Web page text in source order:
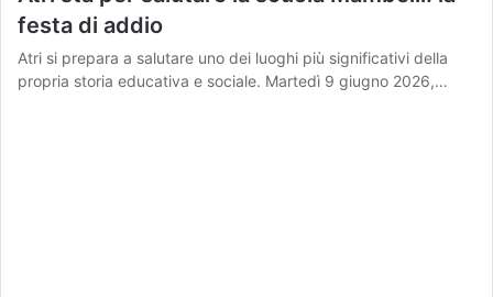
festa di addio
Atri si prepara a salutare uno dei luoghi più significativi della
propria storia educativa e sociale. Martedì 9 giugno 2026,…